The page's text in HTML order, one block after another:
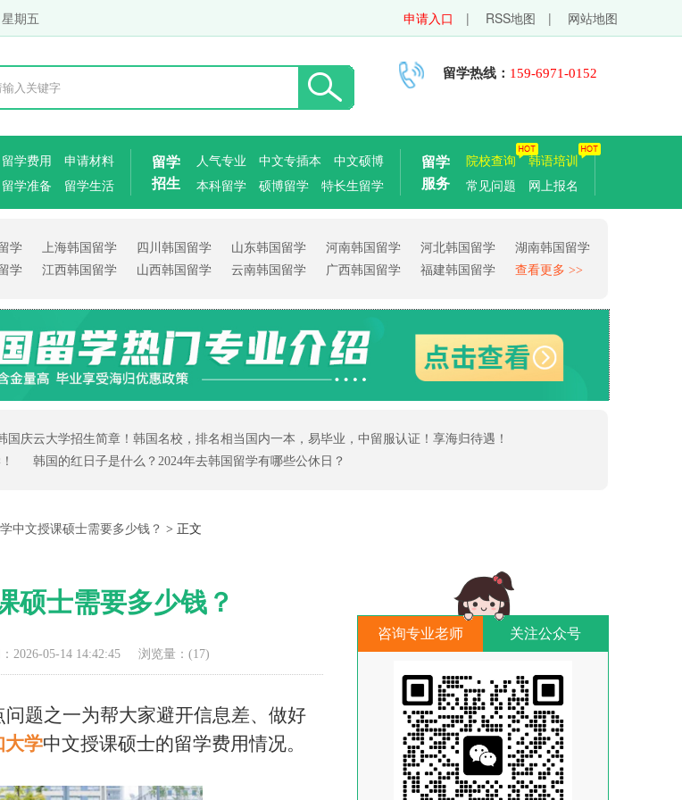
期五 申请入口 | RSS地图 | 网站地图
留学热线： 159-6971-0152
留学费用
申请材料
留学准备 留学生活
留学
招生
人气专业 中文专插本
中文硕博
本科留学
硕博留学 特长生留学
留学
服务
院校查询
韩语培训
常见问题
网上报名
学 上海韩国留学 四川韩国留学 山东韩国留学 河南韩国留学 河北韩国留学
湖南韩国留学
学 江西韩国留学 山西韩国留学 云南韩国留学 广西韩国留学 福建韩国留学 查看更多 >>
国庆云大学招生简章！韩国名校，排名相当国内一本，易毕业，中留服认证！享海归待遇！
韩国的红日子是什么？2024年去韩国留学有哪些公休日？
中文授课硕士需要多少钱？ > 正文
硕士需要多少钱？
2026-05-14 14:42:45 浏览量：(17)
问题之一为帮大家避开信息差、做好
大学中文授课硕士的留学费用情况。
咨询专业老师 关注公众号